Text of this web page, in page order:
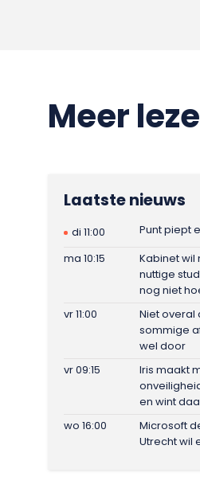
Meer
Laatste nieuws
di 11:00
Punt piept
ma 10:15
Kabinet wil
nuttige
nog niet
vr 11:00
Niet overal
sommige
wel door
vr 09:15
Iris maakt
en wint
wo 16:00
Microsoft
Utrecht wil